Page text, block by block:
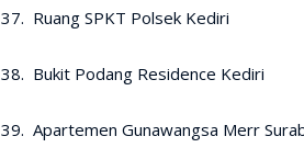
37. Ruang SPKT Polsek Kediri
38. Bukit Podang Residence Kediri
39. Apartemen Gunawangsa Merr